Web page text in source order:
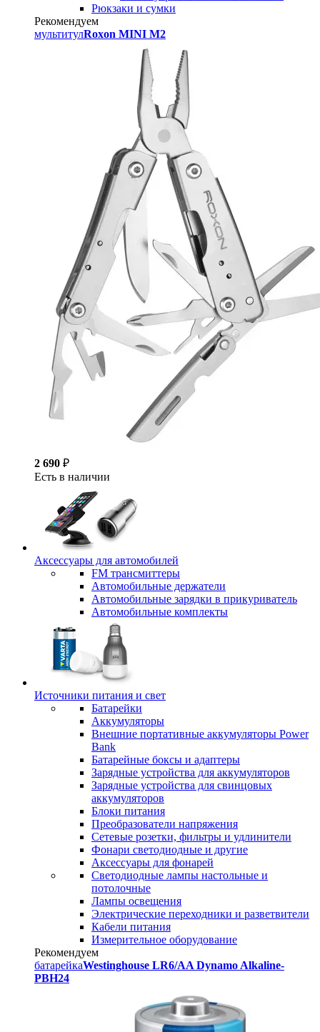
Рюкзаки и сумки
Рекомендуем
мультитулRoxon MINI M2
2 690 ₽
Есть в наличии
Аксессуары для автомобилей
FM трансмиттеры
Автомобильные держатели
Автомобильные зарядки в прикуриватель
Автомобильные комплекты
Источники питания и свет
Батарейки
Аккумуляторы
Внешние портативные аккумуляторы Power
Bank
Батарейные боксы и адаптеры
Зарядные устройства для аккумуляторов
Зарядные устройства для свинцовых
аккумуляторов
Блоки питания
Преобразователи напряжения
Сетевые розетки, фильтры и удлинители
Фонари светодиодные и другие
Аксессуары для фонарей
Светодиодные лампы настольные и
потолочные
Лампы освещения
Электрические переходники и разветвители
Кабели питания
Измерительное оборудование
Рекомендуем
батарейкаWestinghouse LR6/AA Dynamo Alkaline-
PBH24